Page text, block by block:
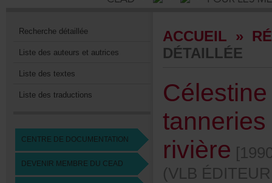
Recherchedétaillée
Listedesauteursetautrices
Listedestextes
Listedestraductions
CENTREDEDOCUMENTATION
DEVENIRMEMBREDUCEAD
ACCUEIL »
DÉTAILLÉE
rivière